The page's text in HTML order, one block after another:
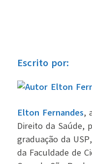
Escrito por:
Elton Fernandes,
Direito da Saúde,
graduação da
da Faculdade de